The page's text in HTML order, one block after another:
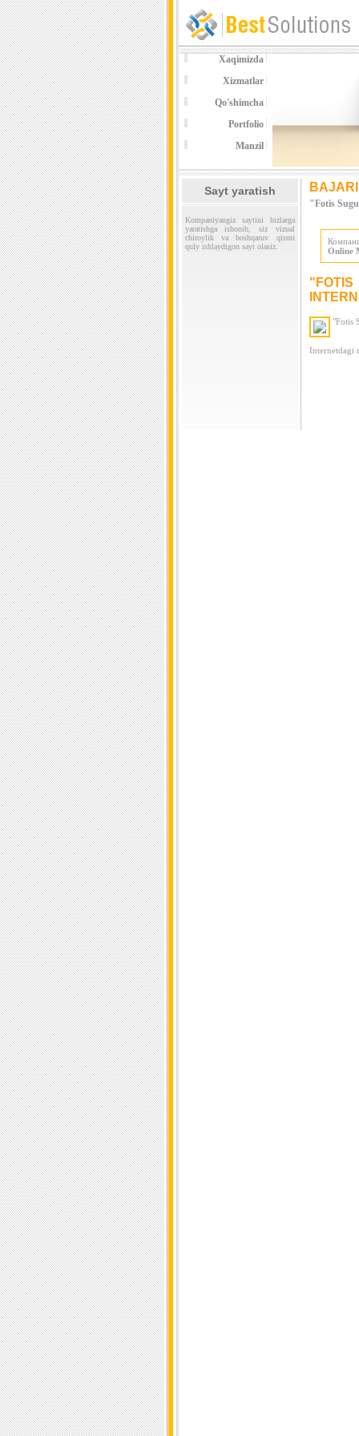
Xaqimizda
Xizmatlar
Qo'shimcha
Portfolio
Manzil
Sayt yaratish
Kompaniyangiz saytini bizlarga
yaratishga ishonib, siz vizual
chiroylik va boshqaruv qismi
quly ishlaydigon sayt olasiz.
"Fotis
Online
"Fotis
Internetdagi